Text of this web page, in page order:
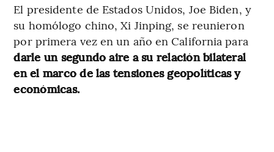
El presidente de Estados Unidos, Joe Biden, y
su homólogo chino, Xi Jinping, se reunieron
por primera vez en un año en California para
darle un segundo aire a su relación bilateral
en el marco de las tensiones geopolíticas y
económicas.